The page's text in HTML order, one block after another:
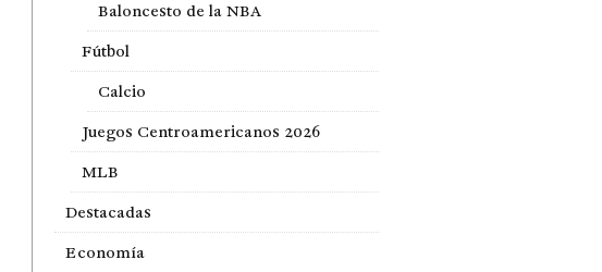
Baloncesto de la NBA
Fútbol
Calcio
Juegos Centroamericanos 2026
MLB
Destacadas
Economía